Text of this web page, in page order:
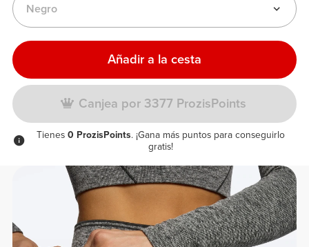
Negro
Añadir a la cesta
Canjea por 3377 ProzisPoints
Tienes0 ProzisPoints. ¡Gana más puntos para conseguirlo
gratis!